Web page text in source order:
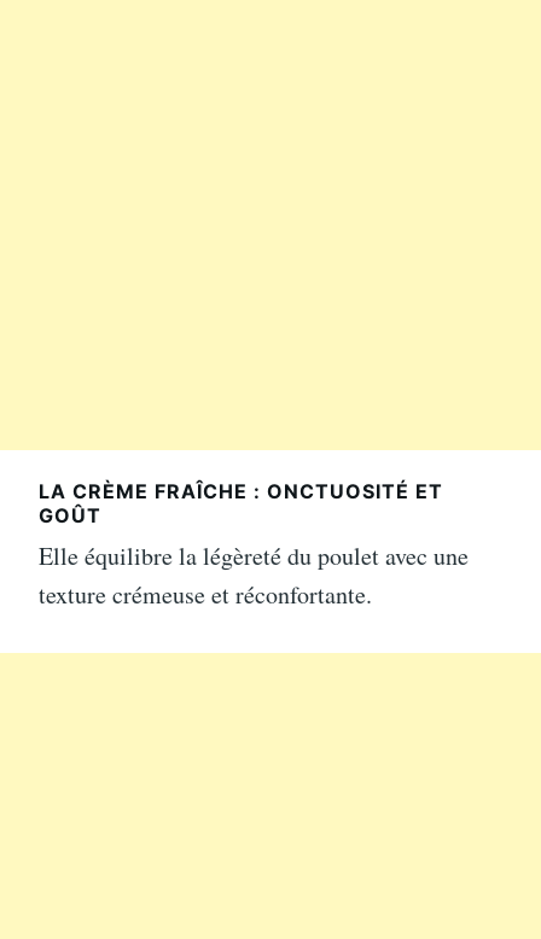
LA CRÈME FRAÎCHE : ONCTUOSITÉ ET
GOÛT
Elle équilibre la légèreté du poulet avec une
texture crémeuse et réconfortante.